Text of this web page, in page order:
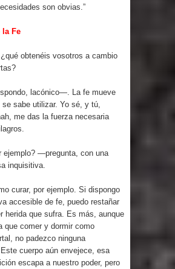
son obvias.”
la Fe
obtenéis vosotros a cambio
lacónico—. La fe mueve
sabe utilizar. Yo sé, y tú,
me das la fuerza necesaria
—pregunta, con una
inquisitiva.
curar, por ejemplo. Si dispongo
accesible de fe, puedo restañar
herida que sufra. Es más, aunque
que comer y dormir como
no padezco ninguna
cuerpo aún envejece, esa
escapa a nuestro poder, pero